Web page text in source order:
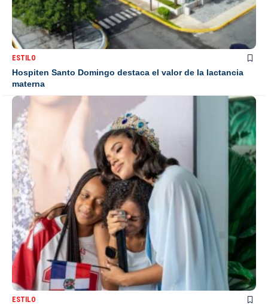
ESTILO
Hospiten Santo Domingo destaca el valor de la lactancia
materna
ESTILO